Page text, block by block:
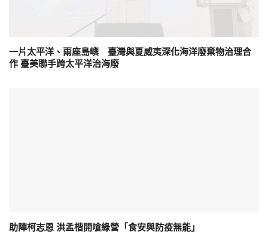
一片太平洋、兩座島嶼 臺灣與夏威夷深化海洋廢棄物治理合
作 臺美聯手跨太平洋治海廢
助陣柯志恩 洪孟楷開嗆綠營「食安與防疫無能」